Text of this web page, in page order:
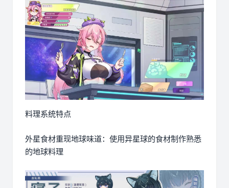
料理系统特点
外星食材重现地球味道：使用异星球的食材制作熟悉
的地球料理